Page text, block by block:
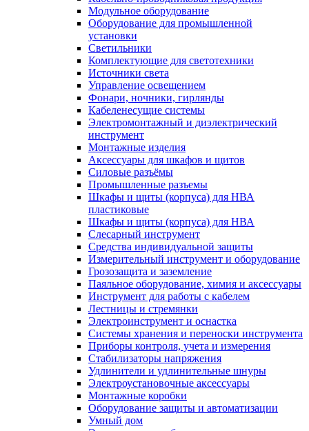
Модульное оборудование
Оборудование для промышленной
установки
Светильники
Комплектующие для светотехники
Источники света
Управление освещением
Фонари, ночники, гирлянды
Кабеленесущие системы
Электромонтажный и диэлектрический
инструмент
Монтажные изделия
Аксессуары для шкафов и щитов
Силовые разъёмы
Промышленные разъемы
Шкафы и щиты (корпуса) для НВА
пластиковые
Шкафы и щиты (корпуса) для НВА
Слесарный инструмент
Средства индивидуальной защиты
Измерительный инструмент и оборудование
Грозозащита и заземление
Паяльное оборудование, химия и аксессуары
Инструмент для работы с кабелем
Лестницы и стремянки
Электроинструмент и оснастка
Системы хранения и переноски инструмента
Приборы контроля, учета и измерения
Стабилизаторы напряжения
Удлинители и удлинительные шнуры
Электроустановочные аксессуары
Монтажные коробки
Оборудование защиты и автоматизации
Умный дом